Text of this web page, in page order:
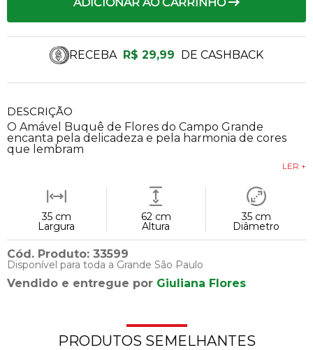
DESCRIÇÃO
O Amável Buquê de Flores do Campo Grande
encanta pela delicadeza e pela harmonia de cores
que lembram
LER +
35 cm
Largura
62 cm
Altura
35 cm
Diâmetro
Cód. Produto: 33599
Disponível para toda a Grande São Paulo
Vendido e entregue por Giuliana Flores
RECEBA R$ 29,99 DE CASHBACK
PRODUTOS SEMELHANTES